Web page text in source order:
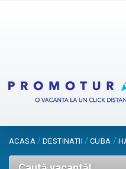
ACASA / DESTINATII / CUBA /